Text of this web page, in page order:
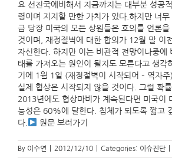
요 선진국에비해서 지금까지는 대부분 성공
령이며 지지할 만한 가치가 있다.하지만 너무
금 당장 미국의 모든 상원들은 호의를 언론
것이며, 재정절벽에 대한 합의가 12월 말 이
자신한다. 하지만 이는 비관적 전망이나중에
태를 가져오는 원인이 될지도 모른다고 생각
기에 1월 1일 (재정절벽이 시작되어 – 역자주
실제 협상은 시작되지 않을 것이다. 그럴 확
2013년에도 협상마비가 계속된다면 미국이
능성은 60%에 달한다. 침체가 되도록 짧고
다.
원문 보러가기
By 이수연 2012/12/10 Categories: 이슈진단